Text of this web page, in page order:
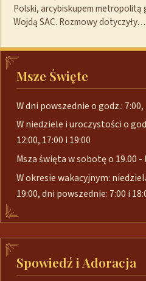
Polski, arcybiskupem metropolitą
Wojdą SAC. Rozmowy dotyczyły…
Msze Święte
W dni powszednie o godz.: 7:00,
W niedziele i uroczystości o
12:00, 17:00 i 19:00
Msza święta w sobotę o 19.00
W okresie wakacyjnym:
19:00, dni powszednie: 7:00 i
Spowiedź i Adoracja